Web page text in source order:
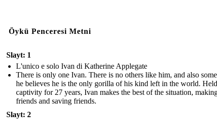
Öykü Penceresi Metni
Slayt: 1
L'unico e solo Ivan di Katherine Applegate
There is only one Ivan. There is no others like him, and also
he believes he is the only gorilla of his kind left in the world.
captivity for 27 years, Ivan makes the best of the situation,
friends and saving friends.
Slayt: 2